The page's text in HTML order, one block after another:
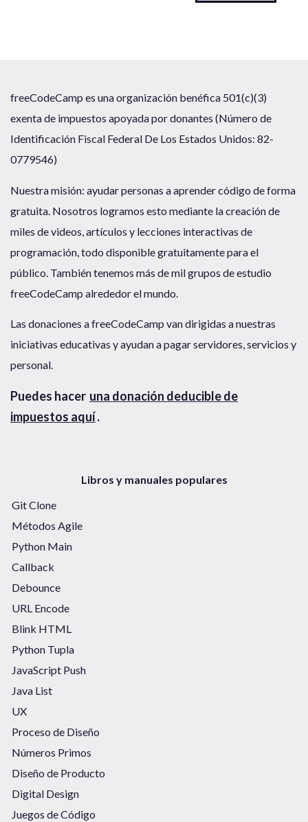
freeCodeCamp es una organización benéfica 501(c)(3)
exenta de impuestos apoyada por donantes (Número de
Identificación Fiscal Federal De Los Estados Unidos: 82-
0779546)
Nuestra misión: ayudar personas a aprender código de forma
gratuita. Nosotros logramos esto mediante la creación de
miles de videos, artículos y lecciones interactivas de
programación, todo disponible gratuitamente para el
público. También tenemos más de mil grupos de estudio
freeCodeCamp alrededor el mundo.
Las donaciones a freeCodeCamp van dirigidas a nuestras
iniciativas educativas y ayudan a pagar servidores, servicios y
personal.
Puedes hacer una donación deducible de
impuestos aquí.
Libros y manuales populares
Git Clone
Métodos Agile
Python Main
Callback
Debounce
URL Encode
Blink HTML
Python Tupla
JavaScript Push
Java List
UX
Proceso de Diseño
Números Primos
Diseño de Producto
Digital Design
Juegos de Código